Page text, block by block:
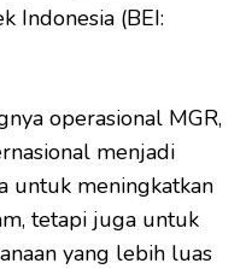
Indonesia (BEI:
operasional MGR,
menjadi
untuk meningkatkan
tetapi juga untuk
yang lebih luas